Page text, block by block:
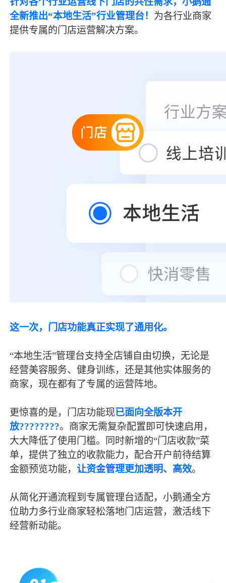
全新推出“本地生活”行业管理台！ 为各行业商家
提供专属的门店运营解决方案。
这一次，门店功能真正实现了通用化。
“本地生活”管理台支持全店铺自由切换，无论是
经营美容服务、健身训练，还是其他实体服务的
商家，现在都有了专属的运营阵地。
更惊喜的是，门店功能现已面向全版本开
放????????。商家无需复杂配置即可快速启用，
大大降低了使用门槛。同时新增的“门店收款”菜
单，提供了独立的收款能力，配合开户前待结算
金额预览功能，让资金管理更加透明、高效。
从简化开通流程到专属管理台适配，小鹅通全方
位助力多行业商家轻松落地门店运营，激活线下
经营新动能。